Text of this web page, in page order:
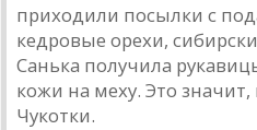
приходили посылки с
кедровые орехи,
Санька получила
кожи на меху. Это
Чукотки.